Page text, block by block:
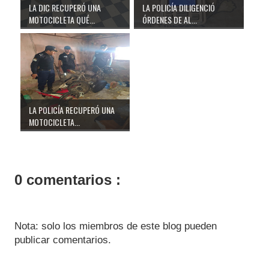
LA DIC RECUPERÓ UNA
MOTOCICLETA QUÉ...
LA POLICÍA DILIGENCIÓ
ÓRDENES DE AL...
LA POLICÍA RECUPERÓ UNA
MOTOCICLETA...
0 comentarios :
Nota: solo los miembros de este blog pueden
publicar comentarios.